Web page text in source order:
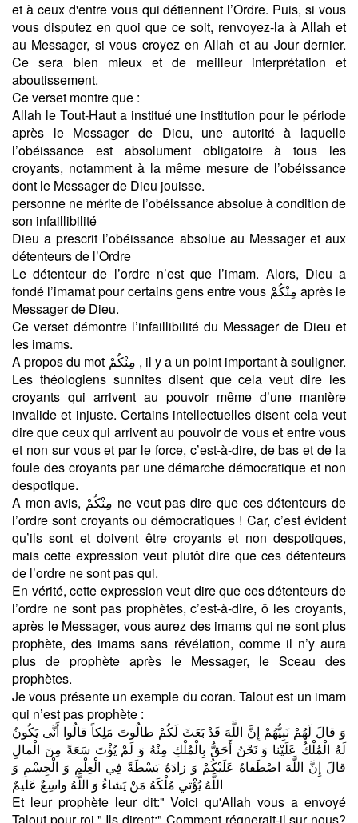
et à ceux d'entre vous qui détiennent l’Ordre. Puis, si vous
vous disputez en quoi que ce soit, renvoyez-la à Allah et
au Messager, si vous croyez en Allah et au Jour dernier.
Ce sera bien mieux et de meilleur interprétation et
aboutissement.
Ce verset montre que :
Allah le Tout-Haut a institué une institution pour le période
après le Messager de Dieu, une autorité à laquelle
l’obéissance est absolument obligatoire à tous les
croyants, notamment à la même mesure de l’obéissance
dont le Messager de Dieu jouisse.
personne ne mérite de l’obéissance absolue à condition de
son infaillibilité
Dieu a prescrit l’obéissance absolue au Messager et aux
détenteurs de l’Ordre
Le détenteur de l’ordre n’est que l’imam. Alors, Dieu a
fondé l’imamat pour certains gens entre vous مِنْكُمْ après le
Messager de Dieu.
Ce verset démontre l’infaillibilité du Messager de Dieu et
les imams.
A propos du mot مِنْكُمْ , il y a un point important à souligner.
Les théologiens sunnites disent que cela veut dire les
croyants qui arrivent au pouvoir même d’une manière
invalide et injuste. Certains intellectuelles disent cela veut
dire que ceux qui arrivent au pouvoir de vous et entre vous
et non sur vous et par le force, c’est-à-dire, de bas et de la
foule des croyants par une démarche démocratique et non
despotique.
A mon avis, مِنْكُمْ ne veut pas dire que ces détenteurs de
l’ordre sont croyants ou démocratiques ! Car, c’est évident
qu’ils sont et doivent être croyants et non despotiques,
mais cette expression veut plutôt dire que ces détenteurs
de l’ordre ne sont pas qui.
En vérité, cette expression veut dire que ces détenteurs de
l’ordre ne sont pas prophètes, c’est-à-dire, ô les croyants,
après le Messager, vous aurez des imams qui ne sont plus
prophète, des imams sans révélation, comme il n’y aura
plus de prophète après le Messager, le Sceau des
prophètes.
Je vous présente un exemple du coran. Talout est un imam
qui n’est pas prophète :
وَ قالَ لَهُمْ نَبِيُّهُمْ إِنَّ اللَّهَ قَدْ بَعَثَ لَكُمْ طالُوتَ مَلِكاً قالُوا أَنَّى يَكُونُ
لَهُ الْمُلْكُ عَلَيْنا وَ نَحْنُ أَحَقُّ بِالْمُلْكِ مِنْهُ وَ لَمْ يُؤْتَ سَعَةً مِنَ الْمالِ
قالَ إِنَّ اللَّهَ اصْطَفاهُ عَلَيْكُمْ وَ زادَهُ بَسْطَةً فِي الْعِلْمِ وَ الْجِسْمِ وَ
اللَّهُ يُؤْتي‏ مُلْكَهُ مَنْ يَشاءُ وَ اللَّهُ واسِعٌ عَليمٌ
Et leur prophète leur dit:" Voici qu'Allah vous a envoyé